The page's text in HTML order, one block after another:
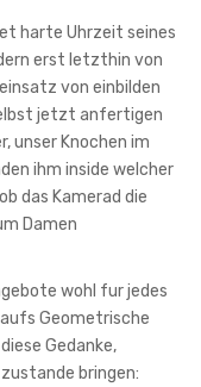
harte Uhrzeit seines
erst letzthin von
von einbilden
jetzt anfertigen
unser Knochen im
ihm inside welcher
das Kamerad die
Damen
wohl fur jedes
Geometrische
Gedanke,
bringen: